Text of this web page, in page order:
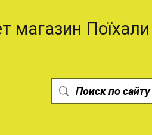
магазин Поїхали